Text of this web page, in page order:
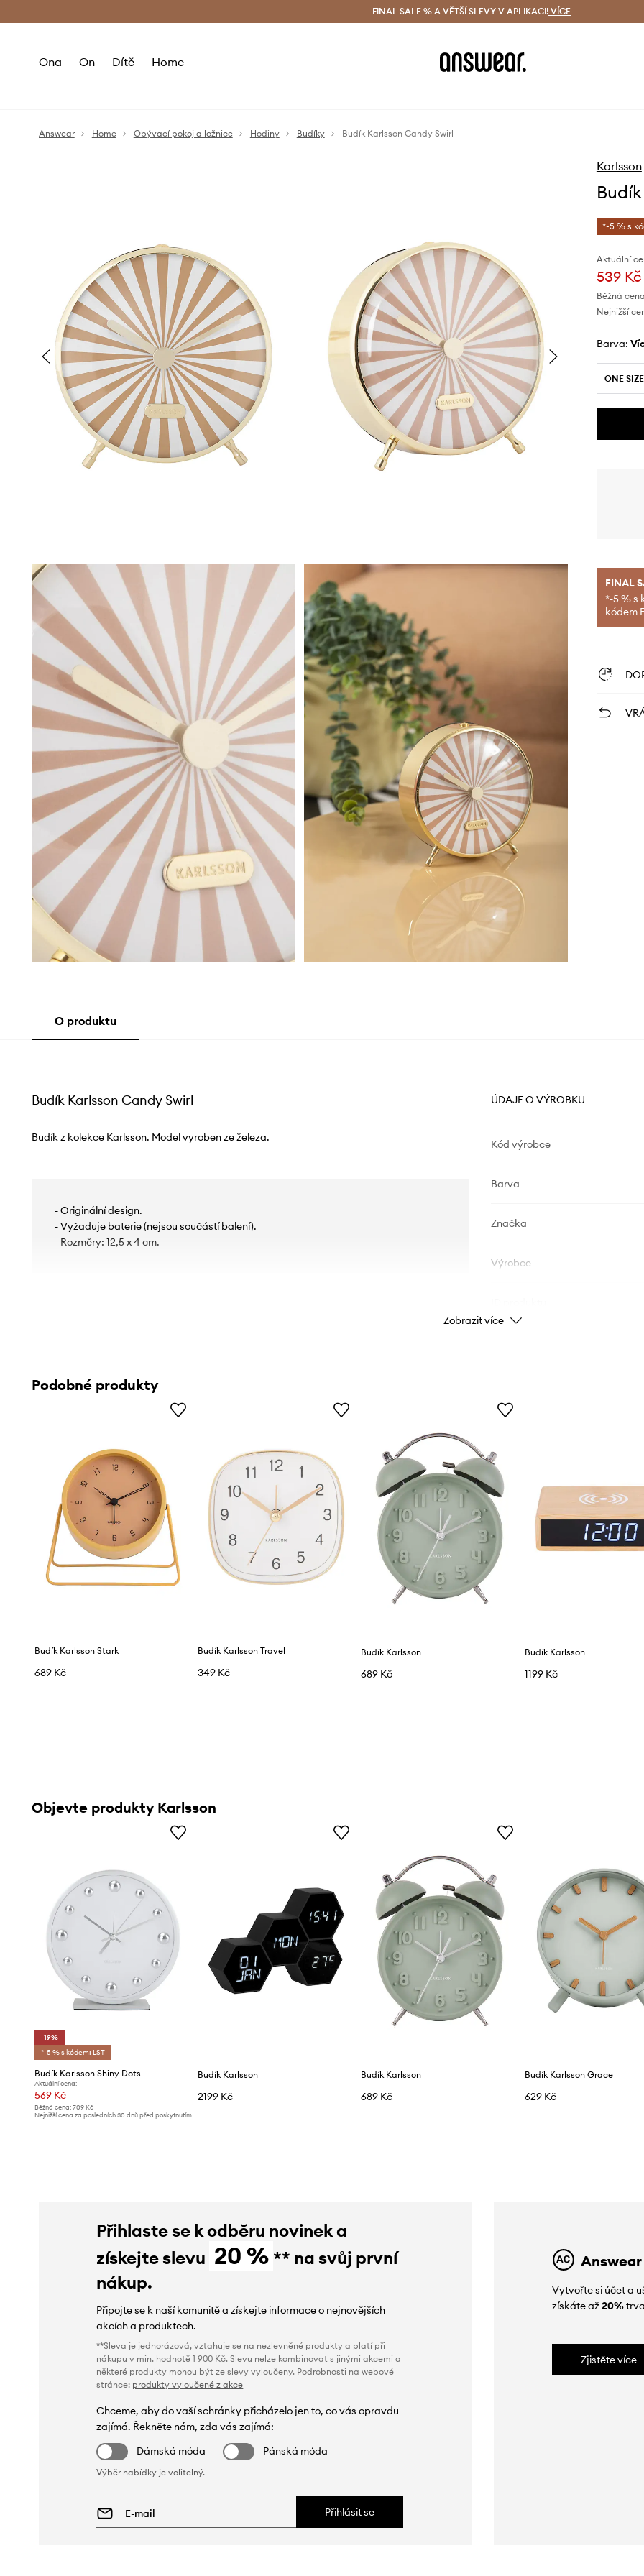
Doručení a vrácení zdarma (od 1800 Kč) Doručení i do 24 h
FINAL SALE % A VĚTŠÍ SLEVY V APLIKACI! VÍCE
Ona On Dítě Home
Answear Home Obývací pokoj a ložnice Hodiny Budíky Budík Karlsson Candy Swirl
Karlsson
*-5 % s
Aktuální
539 Kč
Běžná
Nejnižší
Barva:
ONE SIZE
FINAL
*-5 % s
kódem
O produktu
Budík Karlsson Candy Swirl
Budík z kolekce Karlsson. Model vyroben ze železa.
- Originální design.
- Vyžaduje baterie (nejsou součástí balení).
- Rozměry: 12,5 x 4 cm.
ÚDAJE O VÝROBKU
Kód výrobce
Barva
Značka
Výrobce
Zobrazit více
Podobné produkty
Budík Karlsson Stark
689 Kč
Budík Karlsson Travel
349 Kč
Budík Karlsson
689 Kč
Budík Karlsson
1199 Kč
Objevte produkty Karlsson
-19%
*-5 % s kódem: LST
Budík Karlsson Shiny Dots
Aktuální cena:
569 Kč
Běžná cena: 709 Kč
Nejnižší cena za posledních 30 dnů před poskytnutím
Budík Karlsson
2199 Kč
Budík Karlsson
689 Kč
Budík Karlsson Grace
629 Kč
Přihlaste se k odběru novinek a
získejte slevu 20 % ** na svůj první
nákup.
Připojte se k naší komunitě a získejte informace o nejnovějších
akcích a produktech.
**Sleva je jednorázová, vztahuje se na nezlevněné produkty a platí při
nákupu v min. hodnotě 1 900 Kč. Slevu nelze kombinovat s jinými akcemi a
některé produkty mohou být ze slevy vyloučeny. Podrobnosti na webové
stránce: produkty vyloučené z akce
Chceme, aby do vaší schránky přicházelo jen to, co vás opravdu
zajímá. Řekněte nám, zda vás zajímá:
Dámská móda
Pánská móda
Výběr nabídky je volitelný.
Přihlásit se
Vytvořte si účet a
získáte až20%
Zjistěte více